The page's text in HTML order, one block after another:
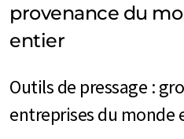
provenance du
entier
Outils de pressage :
entreprises du monde